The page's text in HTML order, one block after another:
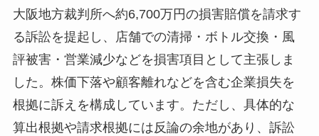
大阪地方裁判所へ約6,700万円の損害賠償を請求す
る訴訟を提起し、店舗での清掃・ボトル交換・風
評被害・営業減少などを損害項目として主張しま
した。株価下落や顧客離れなどを含む企業損失を
根拠に訴えを構成しています。ただし、具体的な
算出根拠や請求根拠には反論の余地があり、訴訟